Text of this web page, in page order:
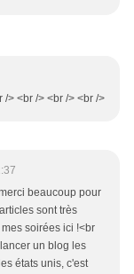
> <br /> <br /> <br />
beaucoup pour
sont très
soirées ici !<br
un blog les
états unis, c'est